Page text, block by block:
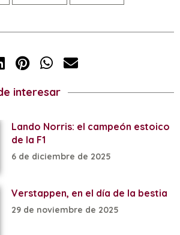
interesar
Lando Norris: el campeón estoico
de la F1
6 de diciembre de 2025
Verstappen, en el día de la bestia
29 de noviembre de 2025